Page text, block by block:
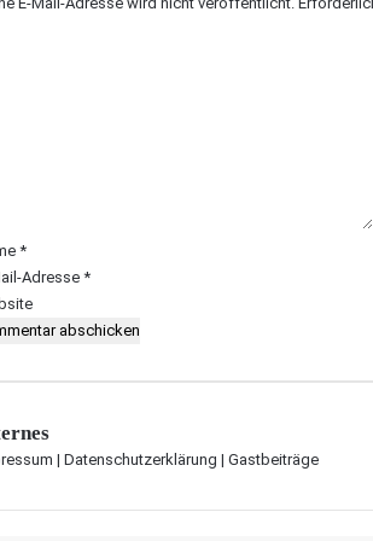
*
Adresse *
| Datenschutzerklärung | Gastbeiträge